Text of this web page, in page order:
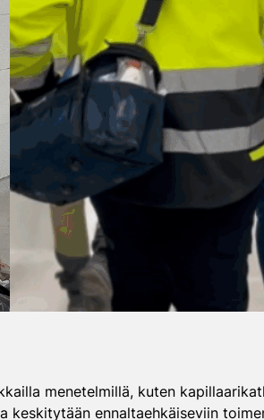
menetelmillä, kuten
keskitytään ennaltaehkäiseviin